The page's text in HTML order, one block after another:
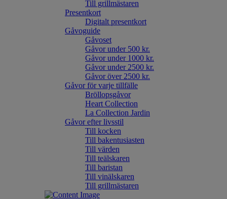
Till grillmästaren
Presentkort
Digitalt presentkort
Gåvoguide
Gåvoset
Gåvor under 500 kr.
Gåvor under 1000 kr.
Gåvor under 2500 kr.
Gåvor över 2500 kr.
Gåvor för varje tillfälle
Bröllopsgåvor
Heart Collection
La Collection Jardin
Gåvor efter livsstil
Till kocken
Till bakentusiasten
Till värden
Till teälskaren
Till baristan
Till vinälskaren
Till grillmästaren